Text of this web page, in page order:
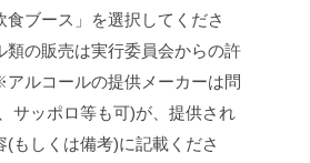
食ブース」を選択してくださ
の販売は実行委員会からの許
ルコールの提供メーカーは問
サッポロ等も可)が、提供され
(もしくは備考)に記載くださ